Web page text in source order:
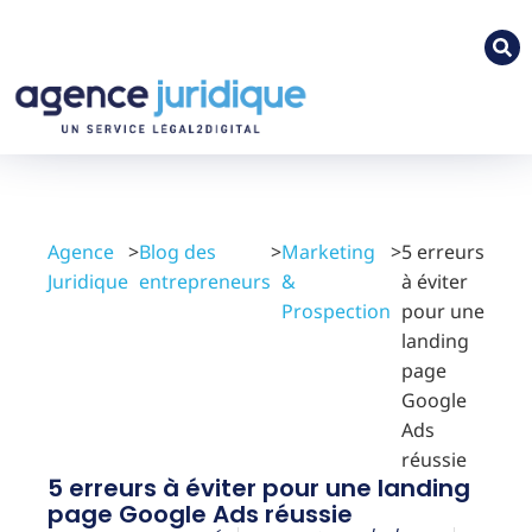
Agence
Juridique
>Blog des
entrepreneurs
>Marketing
&
Prospection
>5 erreurs
à éviter
pour une
landing
page
Google
Ads
réussie
5 erreurs à éviter pour une landing
page Google Ads réussie